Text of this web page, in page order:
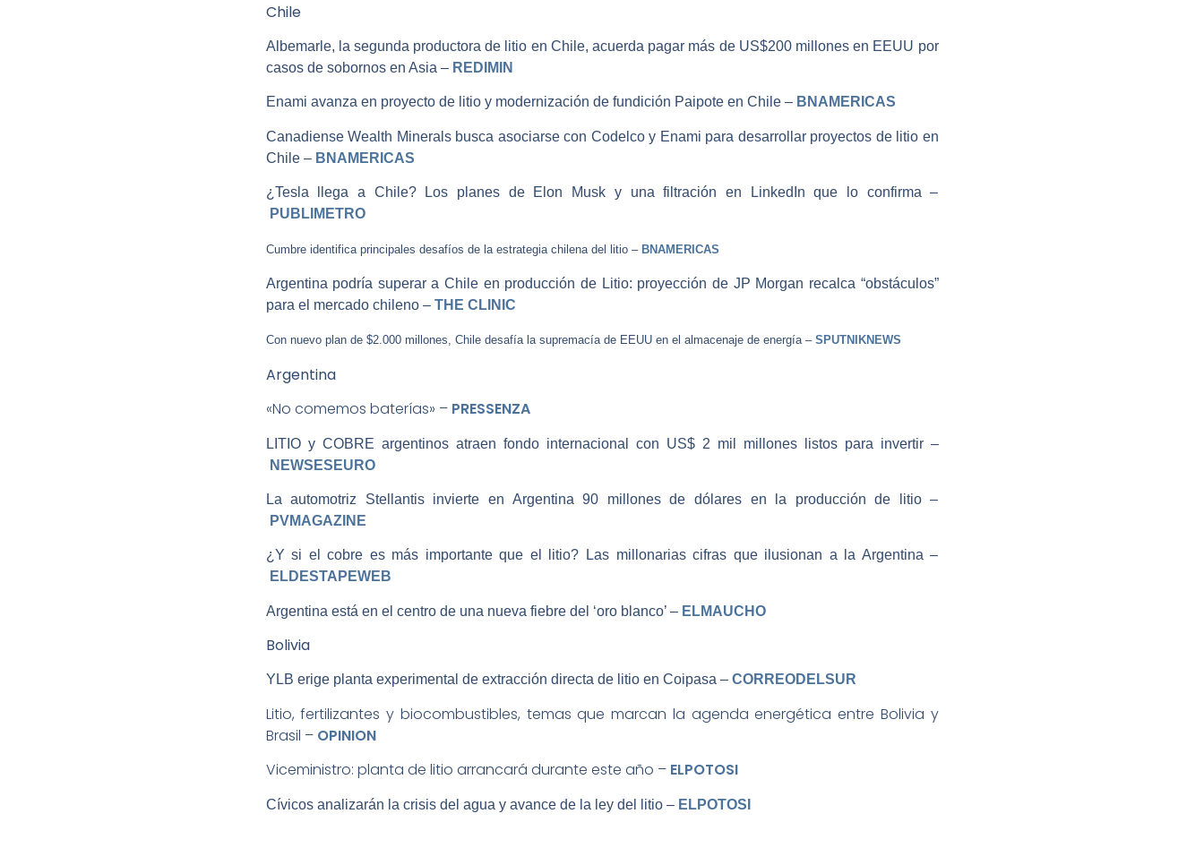
Chile
Albemarle, la segunda productora de litio en Chile, acuerda pagar más de US$200 millones en EEUU por
casos de sobornos en Asia – REDIMIN
Enami avanza en proyecto de litio y modernización de fundición Paipote en Chile – BNAMERICAS
Canadiense Wealth Minerals busca asociarse con Codelco y Enami para desarrollar proyectos de litio en
Chile – BNAMERICAS
¿Tesla llega a Chile? Los planes de Elon Musk y una filtración en LinkedIn que lo confirma –
PUBLIMETRO
Cumbre identifica principales desafíos de la estrategia chilena del litio – BNAMERICAS
Argentina podría superar a Chile en producción de Litio: proyección de JP Morgan recalca “obstáculos”
para el mercado chileno – THE CLINIC
Con nuevo plan de $2.000 millones, Chile desafía la supremacía de EEUU en el almacenaje de energía – SPUTNIKNEWS
Argentina
«No comemos baterías» – PRESSENZA
LITIO y COBRE argentinos atraen fondo internacional con US$ 2 mil millones listos para invertir –
NEWSESEURO
La automotriz Stellantis invierte en Argentina 90 millones de dólares en la producción de litio –
PVMAGAZINE
¿Y si el cobre es más importante que el litio? Las millonarias cifras que ilusionan a la Argentina –
ELDESTAPEWEB
Argentina está en el centro de una nueva fiebre del ‘oro blanco’ – ELMAUCHO
Bolivia
YLB erige planta experimental de extracción directa de litio en Coipasa – CORREODELSUR
Litio, fertilizantes y biocombustibles, temas que marcan la agenda energética entre Bolivia y
Brasil – OPINION
Viceministro: planta de litio arrancará durante este año – ELPOTOSI
Cívicos analizarán la crisis del agua y avance de la ley del litio – ELPOTOSI